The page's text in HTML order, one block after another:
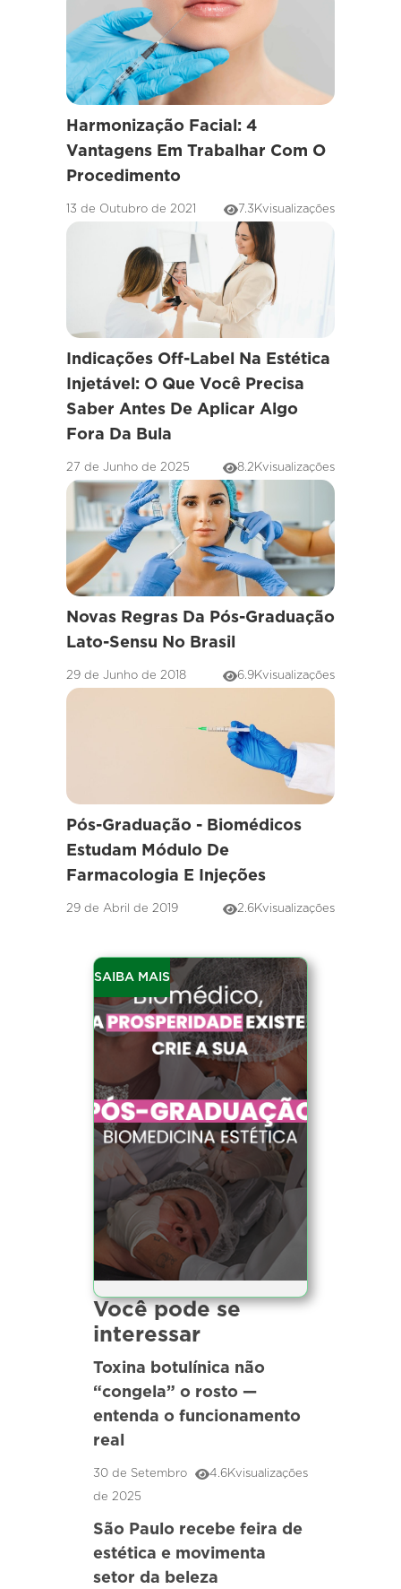
Harmonização Facial: 4
Vantagens Em Trabalhar Com O
Procedimento
13 de Outubro de 2021 7.3Kvisualizações
Indicações Off-Label Na Estética
Injetável: O Que Você Precisa
Saber Antes De Aplicar Algo
Fora Da Bula
27 de Junho de 2025 8.2Kvisualizações
Novas Regras Da Pós-Graduação
Lato-Sensu No Brasil
29 de Junho de 2018 6.9Kvisualizações
Pós-Graduação - Biomédicos
Estudam Módulo De
Farmacologia E Injeções
29 de Abril de 2019 2.6Kvisualizações
SAIBA MAIS
Você pode se
interessar
Toxina botulínica não
“congela” o rosto —
entenda o funcionamento
real
30 de Setembro
de 2025
4.6Kvisualizações
São Paulo recebe feira de
estética e movimenta
setor da beleza